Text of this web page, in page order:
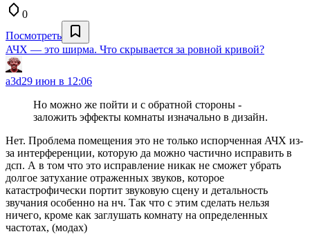
0
Посмотреть
АЧХ — это ширма. Что скрывается за ровной кривой?
a3d29 июн в 12:06
Но можно же пойти и с обратной стороны -
заложить эффекты комнаты изначально в дизайн.
Нет. Проблема помещения это не только испорченная АЧХ из-
за интерференции, которую да можно частично исправить в
дсп. А в том что это исправление никак не сможет убрать
долгое затухание отраженных звуков, которое
катастрофически портит звуковую сцену и детальность
звучания особенно на нч. Так что с этим сделать нельзя
ничего, кроме как заглушать комнату на определенных
частотах, (модах)